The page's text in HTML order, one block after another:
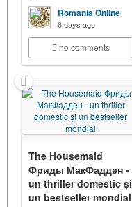
Romania Online
6 days ago
no comments
The Housemaid
Фриды МакФадден -
un thriller domestic și
un bestseller mondial